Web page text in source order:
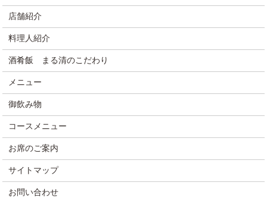
店舗紹介
料理人紹介
酒肴飯 まる清のこだわり
メニュー
御飲み物
コースメニュー
お席のご案内
サイトマップ
お問い合わせ